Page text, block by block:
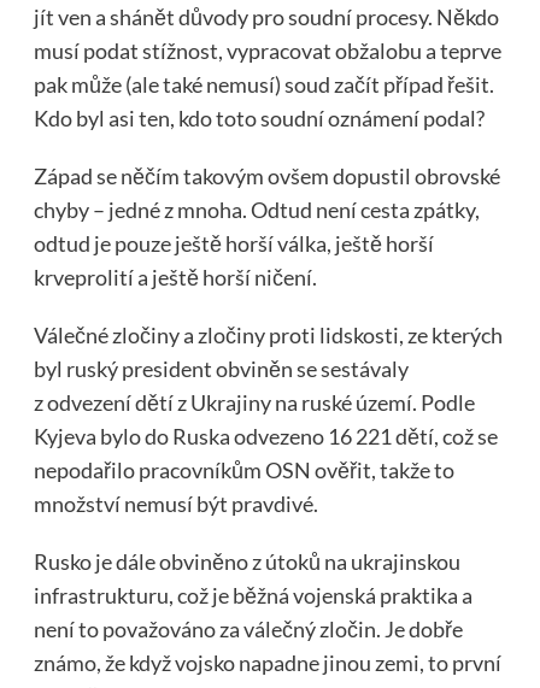
jít ven a shánět důvody pro soudní procesy. Někdo
musí podat stížnost, vypracovat obžalobu a teprve
pak může (ale také nemusí) soud začít případ řešit.
Kdo byl asi ten, kdo toto soudní oznámení podal?
Západ se něčím takovým ovšem dopustil obrovské
chyby – jedné z mnoha. Odtud není cesta zpátky,
odtud je pouze ještě horší válka, ještě horší
krveprolití a ještě horší ničení.
Válečné zločiny a zločiny proti lidskosti, ze kterých
byl ruský president obviněn se sestávaly
z odvezení dětí z Ukrajiny na ruské území. Podle
Kyjeva bylo do Ruska odvezeno 16 221 dětí, což se
nepodařilo pracovníkům OSN ověřit, takže to
množství nemusí být pravdivé.
Rusko je dále obviněno z útoků na ukrajinskou
infrastrukturu, což je běžná vojenská praktika a
není to považováno za válečný zločin. Je dobře
známo, že když vojsko napadne jinou zemi, to první